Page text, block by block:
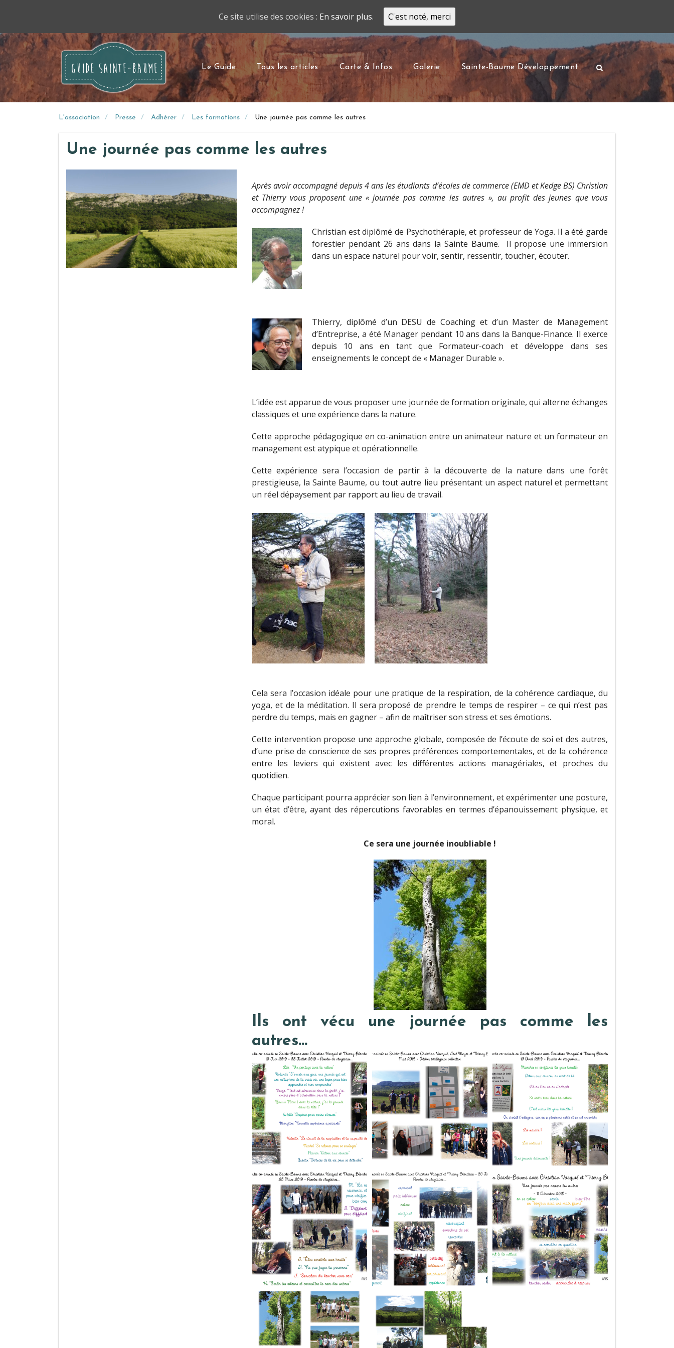
Le Guide Tous les articles Carte & Infos Galerie Sainte-Baume Développement
L'association Presse Adhérer Les formations Une journée pas comme les autres
Une journée pas comme les autres
Après avoir accompagné depuis 4 ans les étudiants d’écoles de commerce (EMD et Kedge BS) Christian
et Thierry vous proposent une « journée pas comme les autres », au profit des jeunes que vous
accompagnez !
Christian est diplômé de Psychothérapie, et professeur de Yoga. Il a été garde
forestier pendant 26 ans dans la Sainte Baume. Il propose une immersion
dans un espace naturel pour voir, sentir, ressentir, toucher, écouter.
Thierry, diplômé d’un DESU de Coaching et d’un Master de Management
d’Entreprise, a été Manager pendant 10 ans dans la Banque-Finance. Il exerce
depuis 10 ans en tant que Formateur-coach et développe dans ses
enseignements le concept de « Manager Durable ».
L’idée est apparue de vous proposer une journée de formation originale, qui alterne échanges
classiques et une expérience dans la nature.
Cette approche pédagogique en co-animation entre un animateur nature et un formateur en
management est atypique et opérationnelle.
Cette expérience sera l’occasion de partir à la découverte de la nature dans une forêt
prestigieuse, la Sainte Baume, ou tout autre lieu présentant un aspect naturel et permettant
un réel dépaysement par rapport au lieu de travail.
Cela sera l’occasion idéale pour une pratique de la respiration, de la cohérence cardiaque, du
yoga, et de la méditation. Il sera proposé de prendre le temps de respirer – ce qui n’est pas
perdre du temps, mais en gagner – afin de maîtriser son stress et ses émotions.
Cette intervention propose une approche globale, composée de l’écoute de soi et des autres,
d’une prise de conscience de ses propres préférences comportementales, et de la cohérence
entre les leviers qui existent avec les différentes actions managériales, et proches du
quotidien.
Chaque participant pourra apprécier son lien à l’environnement, et expérimenter une posture,
un état d’être, ayant des répercutions favorables en termes d’épanouissement physique, et
moral.
Ce sera une journée inoubliable !
Ils ont vécu une journée pas comme les
autres…
Ce site utilise des cookies : En savoir plus. C'est noté, merci